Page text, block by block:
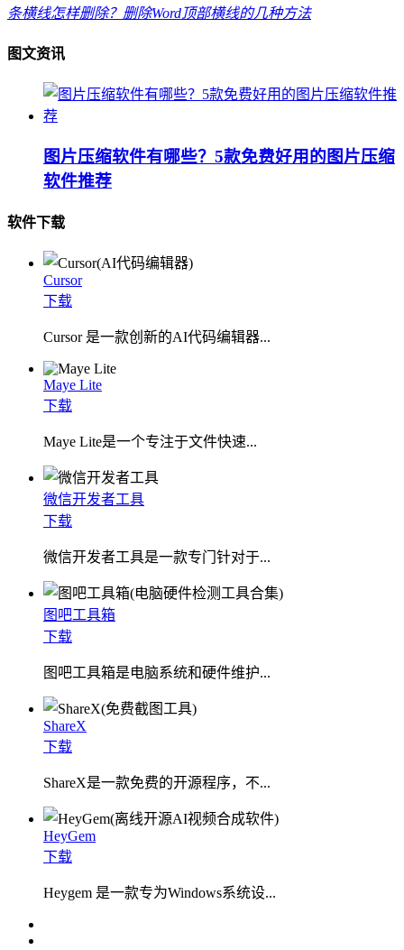
条横线怎样删除？删除Word顶部横线的几种方法
图文资讯
图片压缩软件有哪些？5款免费好用的图片压缩
软件推荐
软件下载
Cursor
下载
Cursor 是一款创新的AI代码编辑器...
Maye Lite
下载
​Maye Lite是一个专注于文件快速...
微信开发者工具
下载
微信开发者工具是一款专门针对于...
图吧工具箱
下载
图吧工具箱是电脑系统和硬件维护...
ShareX
下载
ShareX是一款免费的开源程序，不...
HeyGem
下载
Heygem 是一款专为Windows系统设...